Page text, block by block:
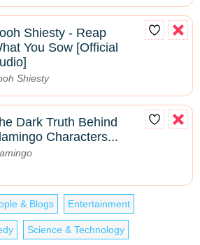
Shiesty - Reap
You Sow [Official
Shiesty
Dark Truth Behind
Characters...
& Blogs Entertainment
Science & Technology